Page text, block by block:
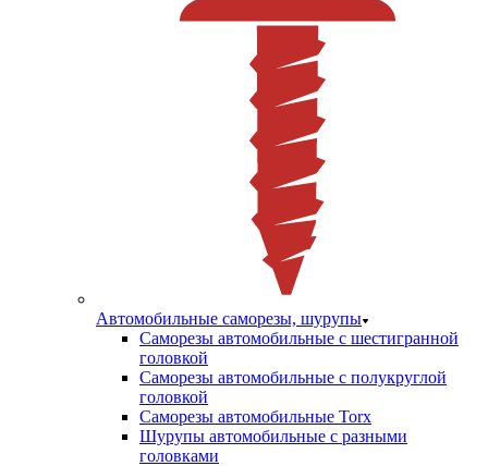
Автомобильные саморезы, шурупы
Саморезы автомобильные с шестигранной
головкой
Саморезы автомобильные с полукруглой
головкой
Саморезы автомобильные Torx
Шурупы автомобильные с разными
головками